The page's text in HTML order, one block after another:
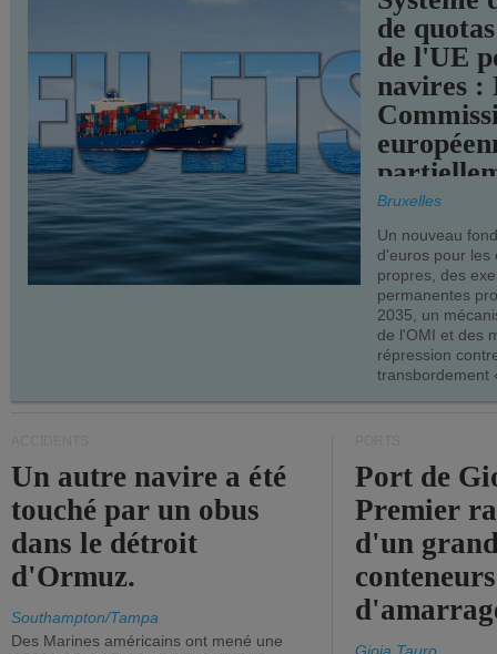
de
de l'UE
navires :
Bruxelles
Un nouveau
d'euros pour les
propres, des
permanentes
2035, un
de l'OMI et des
répression
transbordement
Un autre navire a été
touché par un obus
dans le détroit
d'Ormuz.
Southampton/Tampa
Des Marines américains ont mené une
Port de
Premier
d'un